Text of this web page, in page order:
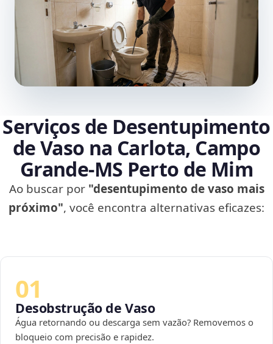
Serviços de Desentupimento
de Vaso na Carlota, Campo
Grande‑MS Perto de Mim
Ao buscar por "desentupimento de vaso mais
próximo", você encontra alternativas eficazes:
01
Desobstrução de Vaso
Água retornando ou descarga sem vazão? Removemos o
bloqueio com precisão e rapidez.